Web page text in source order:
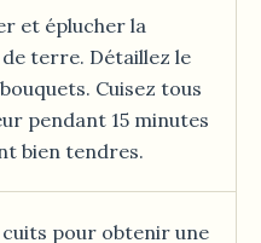
et éplucher la
terre. Détaillez le
Cuisez tous
pendant 15 minutes
bien tendres.
cuits pour obtenir une